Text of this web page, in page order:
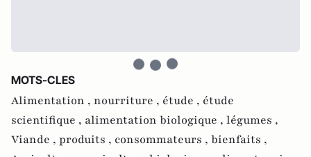
MOTS-CLES
Alimentation , nourriture , étude , étude
scientifique , alimentation biologique , légumes ,
Viande , produits , consommateurs , bienfaits ,